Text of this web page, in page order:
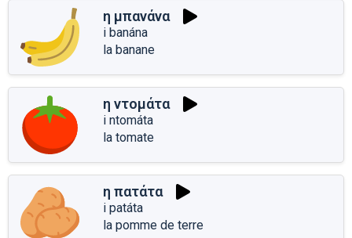
η μπανάνα
i banána
la banane
η ντομάτα
i ntomáta
la tomate
η πατάτα
i patáta
la pomme de terre